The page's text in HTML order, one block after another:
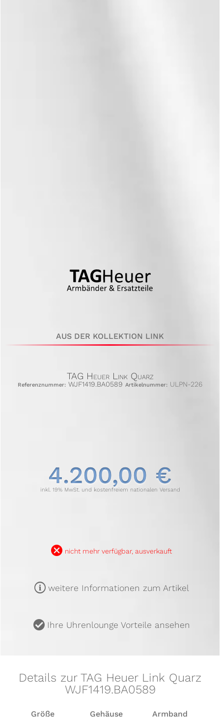
AUS DER KOLLEKTION LINK
TAG Heuer Link Quarz
Referenznummer: WJF1419.BA0589 Artikelnummer: ULPN-226
4.200,00 €
inkl. 19% MwSt. und kostenfreiem nationalen Versand
B nicht mehr verfügbar, ausverkauft
m weitere Informationen zum Artikel
u Ihre Uhrenlounge Vorteile ansehen
Details zur TAG Heuer Link Quarz
WJF1419.BA0589
Größe Gehäuse Armband